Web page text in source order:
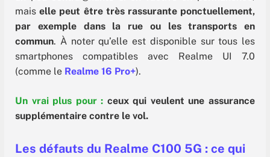
maiselle peut être très rassurante ponctuellement,
par exemple dans la rue ou les transports en
commun. À noter qu’elle est disponible sur tous les
smartphones compatibles avec Realme UI 7.0
(comme le Realme 16 Pro+).
Un vrai plus pour : ceux qui veulent une assurance
supplémentaire contre le vol.
Les défauts du Realme C100 5G : ce qui